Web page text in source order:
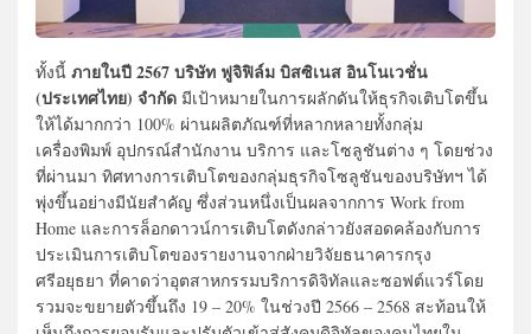
ทั้งนี้ ภายในปี 2567 บริษัท ฟูจิฟิล์ม บิสซิเนส อินโนเวชั่น
(ประเทศไทย) จำกัด มีเป้าหมายในการผลักดันให้ธุรกิจเติบโตขึ้น
ให้ได้มากกว่า 100% ผ่านผลิตภัณฑ์ที่หลากหลายทั้งกลุ่ม
เครื่องพิมพ์ อุปกรณ์สำนักงาน บริการ และโซลูชันต่าง ๆ โดยช่วง
ที่ผ่านมา ทิศทางการเติบโตของกลุ่มธุรกิจโซลูชันของบริษัทฯ ได้
พุ่งขึ้นอย่างมีนัยสำคัญ ซึ่งส่วนหนึ่งเป็นผลจากการ Work from
Home และการล็อกดาวน์การเติบโตดังกล่าวยังสอดคล้องกับการ
ประเมินการเติบโตของรายงานจากฝ่ายวิจัยธนาคารกรุง
ศรีอยุธยา ที่คาดว่าอุตสาหกรรมบริการดิจิทัลและซอฟต์แวร์โดย
รวมจะขยายตัวขึ้นถึง 19 – 20% ในช่วงปี 2566 – 2568 สะท้อนให้